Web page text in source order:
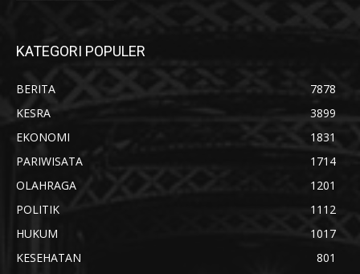
KATEGORI POPULER
BERITA
7878
KESRA
3899
EKONOMI
1831
PARIWISATA
1714
OLAHRAGA
1201
POLITIK
1112
HUKUM
1017
KESEHATAN
801